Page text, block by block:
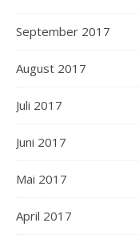
September 2017
August 2017
Juli 2017
Juni 2017
Mai 2017
April 2017